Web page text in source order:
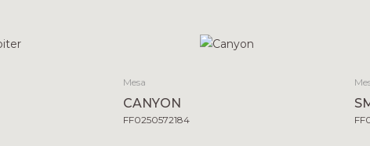
Mesa
CANYON
FF0250572184